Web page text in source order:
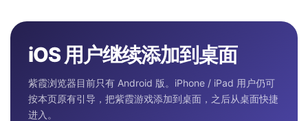
iOS 用户继续添加到桌面
紫霞浏览器目前只有 Android 版。iPhone / iPad 用户仍可
按本页原有引导，把紫霞游戏添加到桌面，之后从桌面快捷
进入。